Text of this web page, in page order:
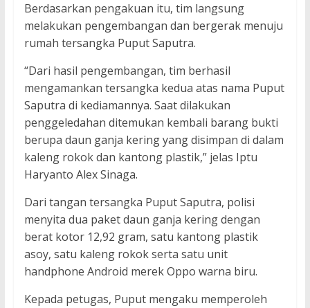
Berdasarkan pengakuan itu, tim langsung
melakukan pengembangan dan bergerak menuju
rumah tersangka Puput Saputra.
“Dari hasil pengembangan, tim berhasil
mengamankan tersangka kedua atas nama Puput
Saputra di kediamannya. Saat dilakukan
penggeledahan ditemukan kembali barang bukti
berupa daun ganja kering yang disimpan di dalam
kaleng rokok dan kantong plastik,” jelas Iptu
Haryanto Alex Sinaga.
Dari tangan tersangka Puput Saputra, polisi
menyita dua paket daun ganja kering dengan
berat kotor 12,92 gram, satu kantong plastik
asoy, satu kaleng rokok serta satu unit
handphone Android merek Oppo warna biru.
Kepada petugas, Puput mengaku memperoleh